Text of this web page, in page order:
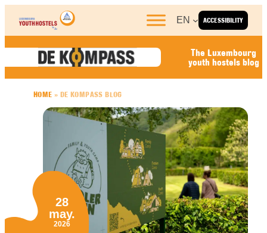
Skip to content
ACCESSIBILITY
EN
The Luxembourg
youth hostels blog
HOME » DE KOMPASS BLOG
28
may.
2026